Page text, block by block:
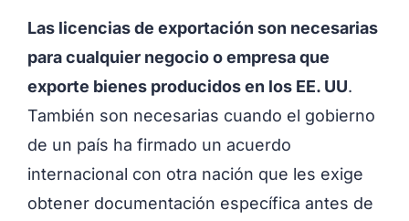
Las licencias de exportación son necesarias
para cualquier negocio o empresa que
exporte bienes producidos en los EE. UU.
También son necesarias cuando el gobierno
de un país ha firmado un acuerdo
internacional con otra nación que les exige
obtener documentación específica antes de